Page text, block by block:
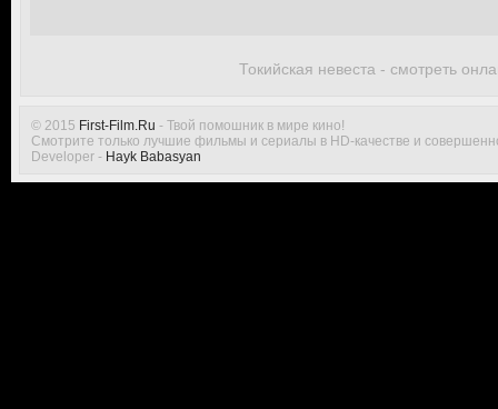
Токийская невеста - смотреть
© 2015 First-Film.Ru - Твой помошник в мире кино!
Смотрите только лучшие фильмы и сериалы в HD-качестве и
Developer - Hayk Babasyan